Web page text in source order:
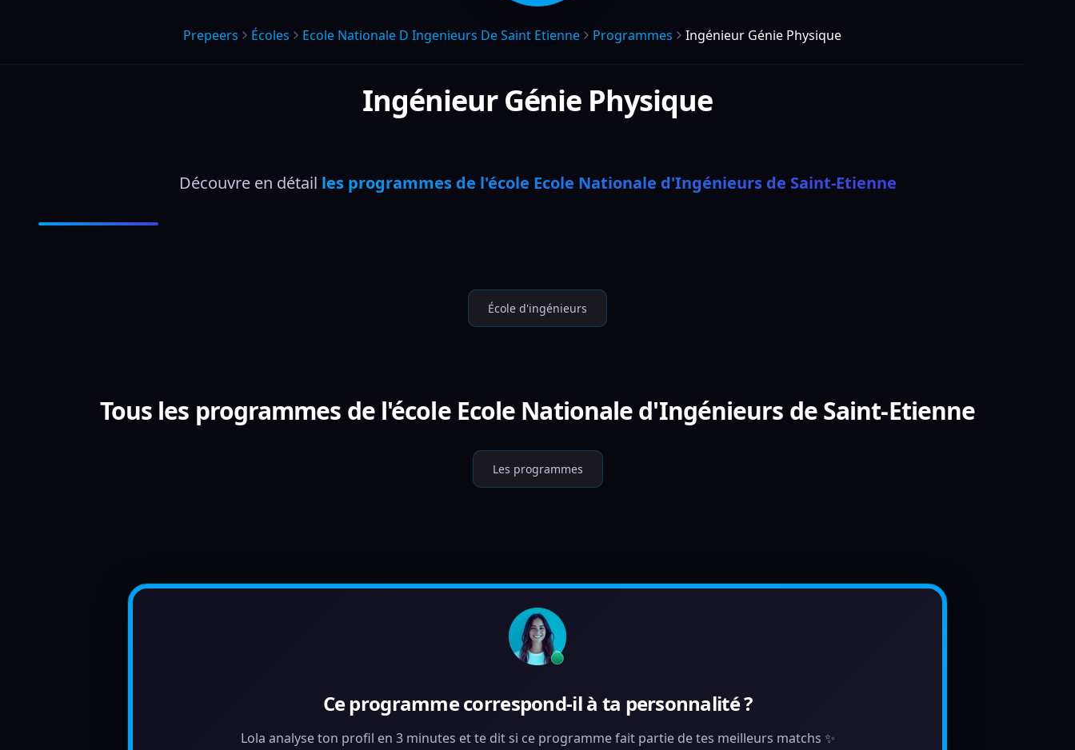
Prepeers Écoles Ecole Nationale D Ingenieurs De Saint Etienne Programmes Ingénieur Génie Physique
Ingénieur Génie Physique
Découvre en détail les programmes de l'école Ecole Nationale d'Ingénieurs de Saint-Etienne
École d'ingénieurs
Tous les programmes de l'école Ecole Nationale d'Ingénieurs de Saint-Etienne
Les programmes
Ce programme correspond-il à ta personnalité ?
Lola analyse ton profil en 3 minutes et te dit si ce programme fait partie de tes meilleurs matchs ✨